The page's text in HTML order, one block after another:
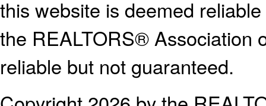
this website is deemed
the REALTORS® Association
reliable but not guaranteed.